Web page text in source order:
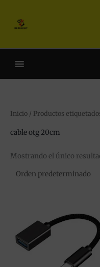
contenido
Inicio / Productos
cable otg 20cm
Mostrando el único